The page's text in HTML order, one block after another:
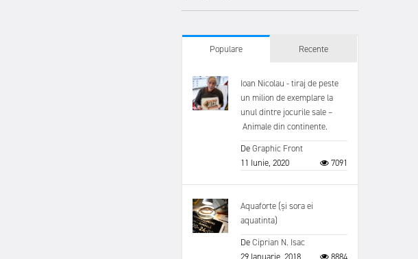
Populare Recente
Ioan Nicolau - tiraj de peste
un milion de exemplare la
unul dintre jocurile sale –
Animale din continente.
DeGraphic Front
11 Iunie, 2020
7091
Aquaforte (și sora ei
aquatinta)
DeCiprian N. Isac
29 Ianuarie, 2018
8884